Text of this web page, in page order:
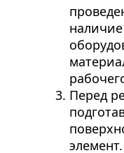
Перед
элемент.